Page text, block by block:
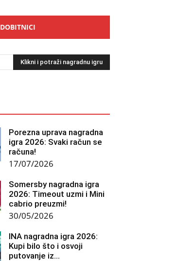
DOBITNICI
Klikni i potraži nagradnu igru
Porezna uprava nagradna
igra 2026: Svaki račun se
računa!
17/07/2026
Somersby nagradna igra
2026: Timeout uzmi i Mini
cabrio preuzmi!
30/05/2026
INA nagradna igra 2026:
Kupi bilo što i osvoji
putovanje iz...